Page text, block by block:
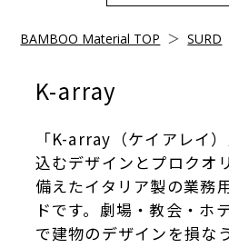
索:
BAMBOO Material TOP ＞SURD
K-array
「K-array（ケイアレイ
込むデザインとプロクオ
備えたイタリア製の業務
ドです。劇場・教会・ホ
で建物のデザインを損な